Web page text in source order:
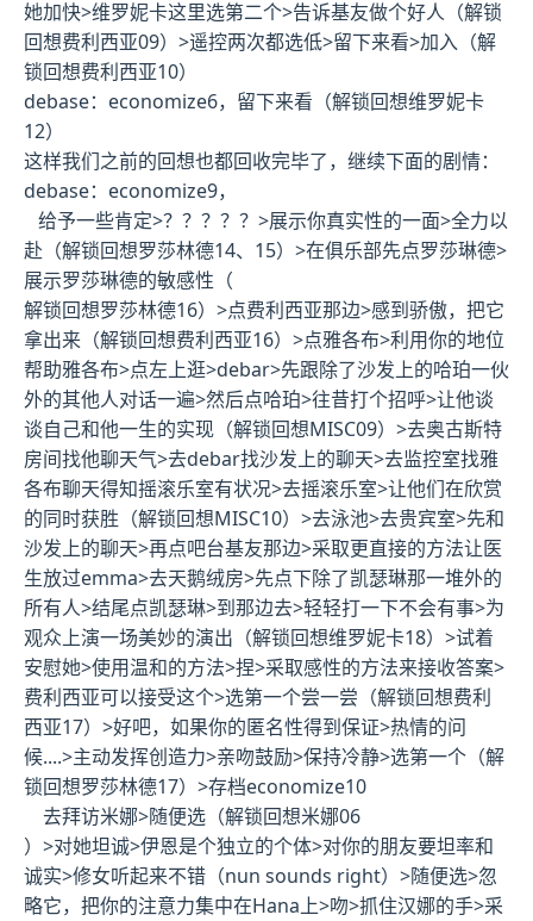
她加快>维罗妮卡这里选第二个>告诉基友做个好人（解锁
回想费利西亚09）>遥控两次都选低>留下来看>加入（解
锁回想费利西亚10）
debase：economize6，留下来看（解锁回想维罗妮卡
12）
这样我们之前的回想也都回收完毕了，继续下面的剧情：
debase：economize9，
给予一些肯定>？？？？？>展示你真实性的一面>全力以
赴（解锁回想罗莎林德14、15）>在俱乐部先点罗莎琳德>
展示罗莎琳德的敏感性（
解锁回想罗莎林德16）>点费利西亚那边>感到骄傲，把它
拿出来（解锁回想费利西亚16）>点雅各布>利用你的地位
帮助雅各布>点左上逛>debar>先跟除了沙发上的哈珀一伙
外的其他人对话一遍>然后点哈珀>往昔打个招呼>让他谈
谈自己和他一生的实现（解锁回想MISC09）>去奥古斯特
房间找他聊天气>去debar找沙发上的聊天>去监控室找雅
各布聊天得知摇滚乐室有状况>去摇滚乐室>让他们在欣赏
的同时获胜（解锁回想MISC10）>去泳池>去贵宾室>先和
沙发上的聊天>再点吧台基友那边>采取更直接的方法让医
生放过emma>去天鹅绒房>先点下除了凯瑟琳那一堆外的
所有人>结尾点凯瑟琳>到那边去>轻轻打一下不会有事>为
观众上演一场美妙的演出（解锁回想维罗妮卡18）>试着
安慰她>使用温和的方法>捏>采取感性的方法来接收答案>
费利西亚可以接受这个>选第一个尝一尝（解锁回想费利
西亚17）>好吧，如果你的匿名性得到保证>热情的问
候....>主动发挥创造力>亲吻鼓励>保持冷静>选第一个（解
锁回想罗莎林德17）>存档economize10
去拜访米娜>随便选（解锁回想米娜06
）>对她坦诚>伊恩是个独立的个体>对你的朋友要坦率和
诚实>修女听起来不错（nun sounds right）>随便选>忽
略它，把你的注意力集中在Hana上>吻>抓住汉娜的手>采